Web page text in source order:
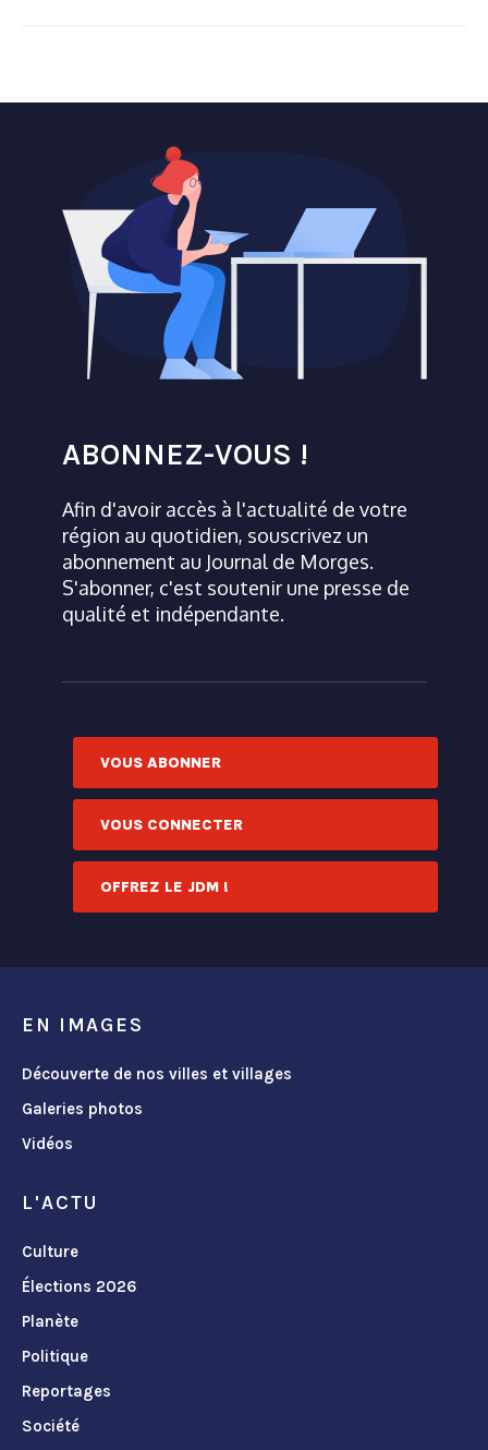
ABONNEZ-VOUS !
Afin d'avoir accès à l'actualité de votre
région au quotidien, souscrivez un
abonnement au Journal de Morges.
S'abonner, c'est soutenir une presse de
qualité et indépendante.
VOUS ABONNER
VOUS CONNECTER
OFFREZ LE JDM !
EN IMAGES
Découverte de nos villes et villages
Galeries photos
Vidéos
L'ACTU
Culture
Élections 2026
Planète
Politique
Reportages
Société